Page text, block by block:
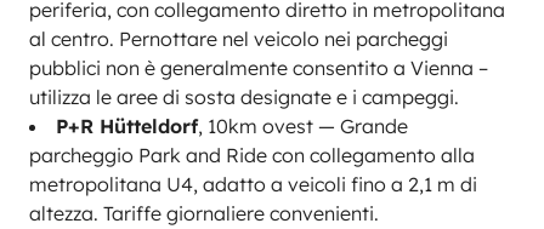
periferia, con collegamento diretto in metropolitana
al centro. Pernottare nel veicolo nei parcheggi
pubblici non è generalmente consentito a Vienna –
utilizza le aree di sosta designate e i campeggi.
P+R Hütteldorf, 10km ovest — Grande
parcheggio Park and Ride con collegamento alla
metropolitana U4, adatto a veicoli fino a 2,1 m di
altezza. Tariffe giornaliere convenienti.